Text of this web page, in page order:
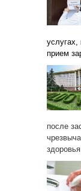
услугах,
прием
после
здоровья